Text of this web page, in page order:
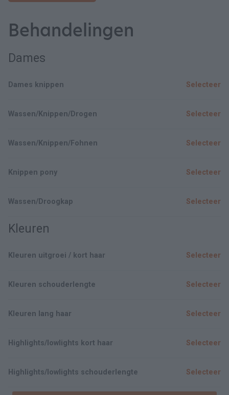
Behandelingen
Dames
Dames knippen Selecteer
Wassen/Knippen/Drogen Selecteer
Wassen/Knippen/Fohnen Selecteer
Knippen pony Selecteer
Wassen/Droogkap Selecteer
Kleuren
Kleuren uitgroei / kort haar Selecteer
Kleuren schouderlengte Selecteer
Kleuren lang haar Selecteer
Highlights/lowlights kort haar Selecteer
Highlights/lowlights schouderlengte Selecteer